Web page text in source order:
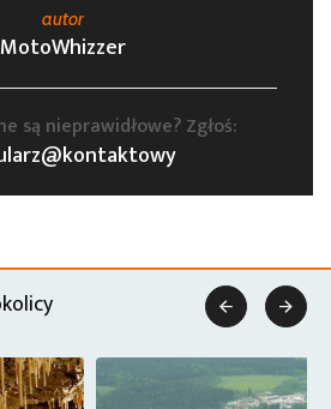
autor
MotoWhizzer
są nieprawidłowe? Zgłoś:
 